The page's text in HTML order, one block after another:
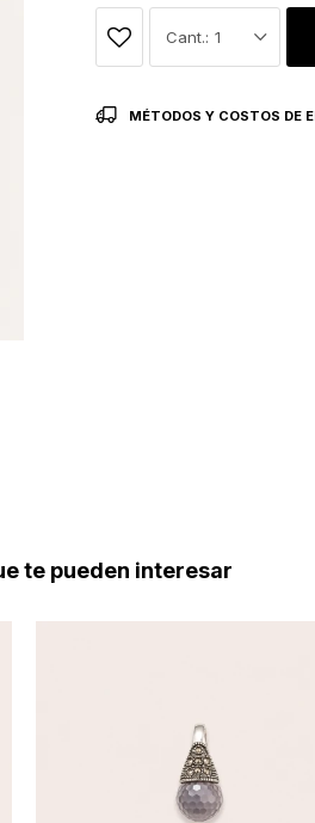
1
MÉTODOS Y COSTOS DE
te pueden interesar